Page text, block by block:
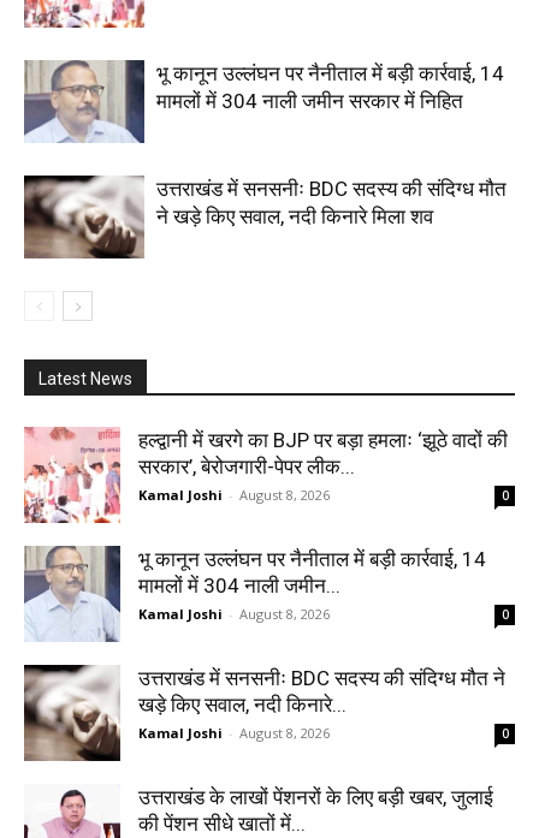
भू कानून उल्लंघन पर नैनीताल में बड़ी कार्रवाई, 14
मामलों में 304 नाली जमीन सरकार में निहित
उत्तराखंड में सनसनीः BDC सदस्य की संदिग्ध मौत
ने खड़े किए सवाल, नदी किनारे मिला शव
Latest News
हल्द्वानी में खरगे का BJP पर बड़ा हमलाः ‘झूठे वादों की
सरकार’, बेरोजगारी-पेपर लीक...
Kamal Joshi - August 8, 2026 0
भू कानून उल्लंघन पर नैनीताल में बड़ी कार्रवाई, 14
मामलों में 304 नाली जमीन...
Kamal Joshi - August 8, 2026 0
उत्तराखंड में सनसनीः BDC सदस्य की संदिग्ध मौत ने
खड़े किए सवाल, नदी किनारे...
Kamal Joshi - August 8, 2026 0
उत्तराखंड के लाखों पेंशनरों के लिए बड़ी खबर, जुलाई
की पेंशन सीधे खातों में...